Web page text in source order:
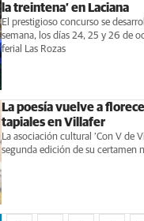
la treintena’ en Laciana
El prestigioso concurso se
semana, los días 24, 25 y 26 de
ferial Las Rozas
La poesía vuelve a
tapiales en Villafer
La asociación cultural ‘Con V de
segunda edición de su certamen